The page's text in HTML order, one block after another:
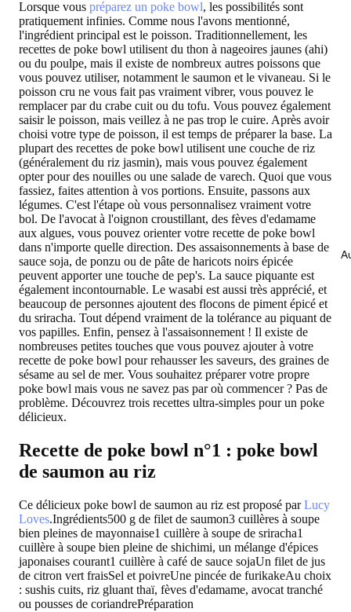
Lorsque vous préparez un poke bowl, les possibilités sont
pratiquement infinies. Comme nous l'avons mentionné,
l'ingrédient principal est le poisson. Traditionnellement, les
recettes de poke bowl utilisent du thon à nageoires jaunes (ahi)
ou du poulpe, mais il existe de nombreux autres poissons que
vous pouvez utiliser, notamment le saumon et le vivaneau. Si le
poisson cru ne vous fait pas vraiment vibrer, vous pouvez le
remplacer par du crabe cuit ou du tofu. Vous pouvez également
saisir le poisson, mais veillez à ne pas trop le cuire. Après avoir
choisi votre type de poisson, il est temps de préparer la base. La
plupart des recettes de poke bowl utilisent une couche de riz
(généralement du riz jasmin), mais vous pouvez également
opter pour des nouilles ou une salade de varech. Quoi que vous
fassiez, faites attention à vos portions. Ensuite, passons aux
légumes. C'est l'étape où vous personnalisez vraiment votre
bol. De l'avocat à l'oignon croustillant, des fèves d'edamame
aux algues, vous pouvez orienter votre recette de poke bowl
dans n'importe quelle direction. Des assaisonnements à base de
sauce soja, de ponzu ou de pâte de haricots noirs épicée
peuvent apporter une touche de pep's. La sauce piquante est
également incontournable. Le wasabi est aussi très apprécié, et
beaucoup de personnes ajoutent des flocons de piment épicé et
du sriracha. Tout dépend vraiment de la tolérance au piquant de
vos papilles. Enfin, pensez à l'assaisonnement ! Il existe de
nombreuses petites touches que vous pouvez ajouter à votre
recette de poke bowl pour rehausser les saveurs, des graines de
sésame au sel de mer. Vous souhaitez préparer votre propre
poke bowl mais vous ne savez pas par où commencer ? Pas de
problème. Découvrez trois recettes ultra-simples pour un poke
délicieux.
Recette de poke bowl n°1 : poke bowl
de saumon au riz
Ce délicieux poke bowl de saumon au riz est proposé parLucy
Loves.Ingrédients500 g de filet de saumon3 cuillères à soupe
bien pleines de mayonnaise1 cuillère à soupe de sriracha1
cuillère à soupe bien pleine de shichimi, un mélange d'épices
japonaises courant1 cuillère à café de sauce sojaUn filet de jus
de citron vert fraisSel et poivreUne pincée de furikakeAu choix
: sushis cuits, riz gluant thaï, fèves d'edamame, avocat tranché
ou pousses de coriandrePréparation